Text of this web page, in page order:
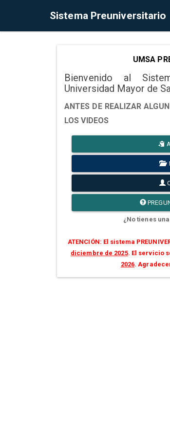
Sistema Preuniversitario
UMSA
Bienvenido al
Universidad Mayor de
ANTES DE REALIZAR
LOS VIDEOS
¿No tienes
ATENCIÓN: El sistema
diciembre de 2025. El servicio
2026.